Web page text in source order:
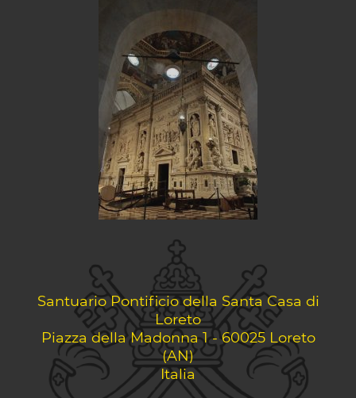
Santuario Pontificio della Santa Casa di
Loreto
Piazza della Madonna 1 - 60025 Loreto
(AN)
Italia